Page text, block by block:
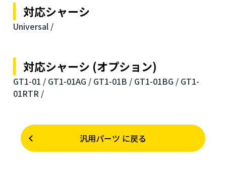
対応シャーシ
Universal /
対応シャーシ (オプション)
GT1-01 / GT1-01AG / GT1-01B / GT1-01BG / GT1-
01RTR /
汎用パーツ に戻る